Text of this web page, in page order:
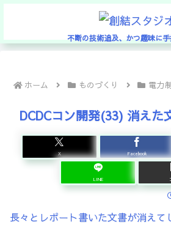
不断の技術追及、かつ趣味に
ホーム ものづくり 電力
DCDCコン開発(33) 消えた
X Facebook
LINE
長々とレポート書いた文書が消えて